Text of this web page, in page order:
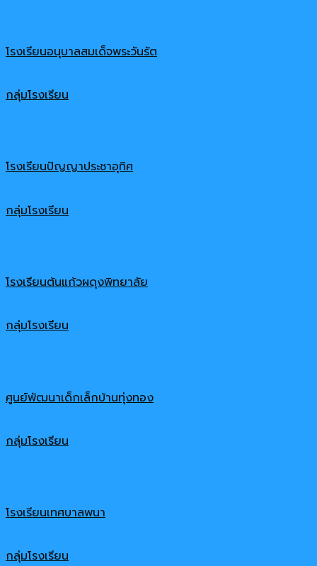
โรงเรียนอนุบาลสมเด็จพระวันรัต
กลุ่มโรงเรียน
โรงเรียนปัญญาประชาอุทิศ
กลุ่มโรงเรียน
โรงเรียนต้นแก้วผดุงพิทยาลัย
กลุ่มโรงเรียน
ศูนย์พัฒนาเด็กเล็กบ้านทุ่งทอง
กลุ่มโรงเรียน
โรงเรียนเทศบาลพนา
กลุ่มโรงเรียน